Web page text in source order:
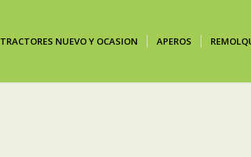
TRACTORES NUEVO Y OCASION APEROS